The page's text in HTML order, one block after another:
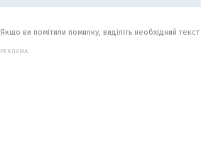
Якщо ви помітили помилку, виділіть необхідний
РЕКЛАМА: